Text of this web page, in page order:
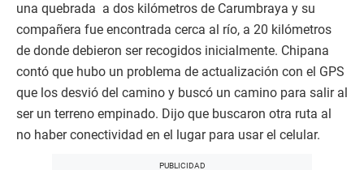
una quebrada a dos kilómetros de Carumbraya y su
compañera fue encontrada cerca al río, a 20 kilómetros
de donde debieron ser recogidos inicialmente. Chipana
contó que hubo un problema de actualización con el GPS
que los desvió del camino y buscó un camino para salir al
ser un terreno empinado. Dijo que buscaron otra ruta al
no haber conectividad en el lugar para usar el celular.